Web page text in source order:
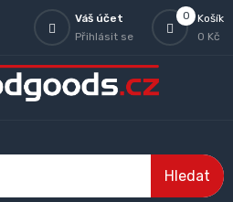
0
Košík
0 Kč
Váš účet
Přihlásit se
Hledat